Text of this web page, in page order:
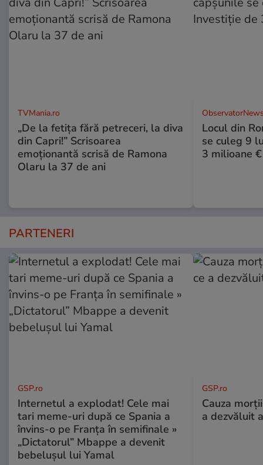
TVMania.ro
„De la fetița fără petreceri, la diva
din Capri!” Scrisoarea
emoționantă scrisă de Ramona
Olaru la 37 de ani
Locul din
se culeg 9
3 milioane €
PARTENERI
GSP.ro
Internetul a explodat! Cele mai
tari meme-uri după ce Spania a
învins-o pe Franța în semifinale »
„Dictatorul” Mbappe a devenit
bebelușul lui Yamal
GSP.ro
Cauza
a dezvăluit